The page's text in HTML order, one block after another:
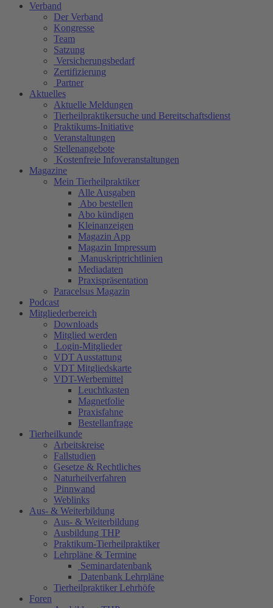
Verband
Der Verband
Kongresse
Team
Satzung
Versicherungsbedarf
Zertifizierung
Partner
Aktuelles
Aktuelle Meldungen
Tierheilpraktikersuche und Bereitschaftsdienst
Praktikums-Initiative
Veranstaltungen
Stellenangebote
Kostenfreie Infoveranstaltungen
Magazine
Mein Tierheilpraktiker
Alle Ausgaben
Abo bestellen
Abo kündigen
Kleinanzeigen
Magazin App
Magazin Impressum
Manuskriptrichtlinien
Mediadaten
Praxispräsentation
Paracelsus Magazin
Podcast
Mitgliederbereich
Downloads
Mitglied werden
Login-Mitglieder
VDT Ausstattung
VDT Mitgliedskarte
VDT-Werbemittel
Leuchtkasten
Magnetfolie
Praxisfahne
Bestellanfrage
Tierheilkunde
Arbeitskreise
Fallstudien
Gesetze & Rechtliches
Naturheilverfahren
Pinnwand
Weblinks
Aus- & Weiterbildung
Aus- & Weiterbildung
Ausbildung THP
Praktikum-Tierheilpraktiker
Lehrpläne & Termine
Seminardatenbank
Datenbank Lehrpläne
Tierheilpraktiker Lehrhöfe
Foren